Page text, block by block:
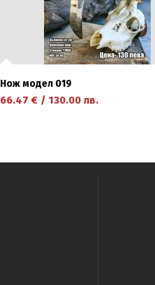
Нож модел 019
66.47 € / 130.00 лв.